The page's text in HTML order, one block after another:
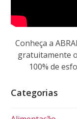
Conheça a
gratuitamente
100% de
Categorias